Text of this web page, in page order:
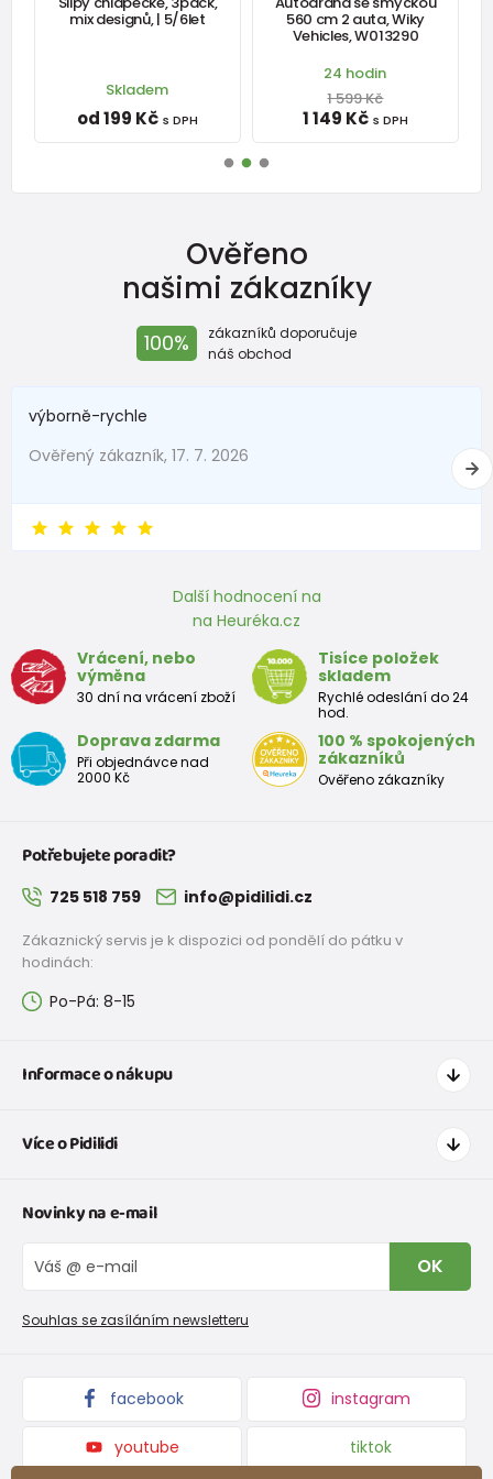
od 550 Kč
Skladem
mix designů, | 5/6let
Skladem
od 199 Kč s DPH
560 cm 2 auta, Wiky
Vehicles, W013290
24 hodin
1 599 Kč
1 149 Kč s DPH
Ověřeno
našimi zákazníky
100%
zákazníků doporučuje
náš obchod
výborně-rychle
Ověřený zákazník, 17. 7. 2026
Další hodnocení na
na Heuréka.cz
Vrácení, nebo
výměna
30 dní na vrácení zboží
Tisíce položek
skladem
Rychlé odeslání do 24
hod.
Doprava zdarma
Při objednávce nad
2000 Kč
100 % spokojených
zákazníků
Ověřeno zákazníky
Potřebujete poradit?
725 518 759 info@pidilidi.cz
Zákaznický servis je k dispozici od pondělí do pátku v
hodinách:
Po-Pá: 8-15
Informace o nákupu
Doprava a platba
Tabulka velikostí obuvi
Vrácení zboží a reklamace
Reklamační řád
Nevyzvednutá objednávka na dobírku
Více o Pidilidi
O nás
Blog
Velkoobchod PiDiLiDi
Affiliate program
Kolekce zboží
Novinky na e-mail
OK
Souhlas se zasíláním newsletteru
facebook instagram
youtube tiktok